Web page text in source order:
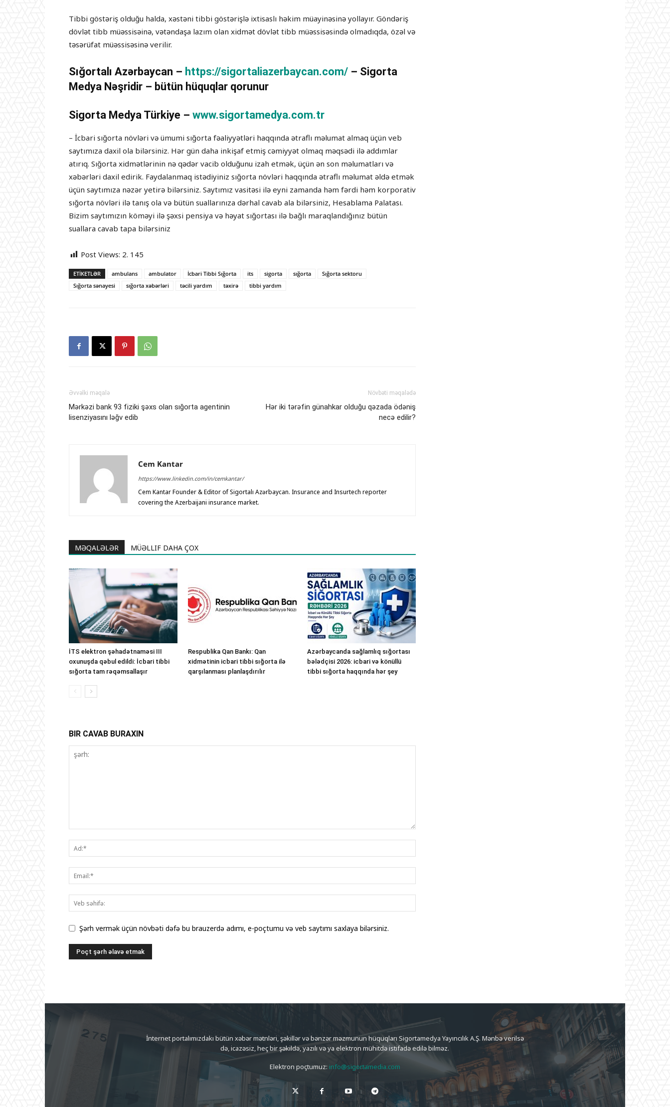
Tibbi göstəriş olduğu halda, xəstəni tibbi göstərişlə ixtisaslı həkim müayinəsinə yollayır. Göndəriş
dövlət tibb müəssisəinə, vətəndaşa lazım olan xidmət dövlət tibb müəssisəsində olmadıqda, özəl və
təsərüfat müəssisəsinə verilir.
Sığortalı Azərbaycan – https://sigortaliazerbaycan.com/ – Sigorta
Medya Nəşridir – bütün hüquqlar qorunur
Sigorta Medya Türkiye – www.sigortamedya.com.tr
– İcbari sığorta növləri və ümumi sığorta fəaliyyətləri haqqında ətraflı məlumat almaq üçün veb
saytımıza daxil ola bilərsiniz. Hər gün daha inkişaf etmiş cəmiyyət olmaq məqsədi ilə addımlar
atırıq. Sığorta xidmətlərinin nə qədər vacib olduğunu izah etmək, üçün ən son məlumatları və
xəbərləri daxil edirik. Faydalanmaq istədiyiniz sığorta növləri haqqında ətraflı məlumat əldə etmək
üçün saytımıza nəzər yetirə bilərsiniz. Saytımız vasitəsi ilə eyni zamanda həm fərdi həm korporativ
sığorta növləri ilə tanış ola və bütün suallarınıza dərhal cavab ala bilərsiniz, Hesablama Palatası.
Bizim saytımızın köməyi ilə şəxsi pensiya və həyat sığortası ilə bağlı maraqlandığınız bütün
suallara cavab tapa bilərsiniz
Post Views: 2. 145
ETIKETLƏR ambulans ambulator İcbari Tibbi Sığorta its sigorta sığorta
Sığorta sektoru
Sığorta sənayesi
sığorta xəbərləri təcili yardım təxirə tibbi yardım
Əvvəlki məqalə
Mərkəzi bank 93 fiziki şəxs olan sığorta agentinin
lisenziyasını ləğv edib
Növbəti məqalədə
Hər iki tərəfin günahkar olduğu qəzada ödəniş
necə edilir?
Cem Kantar
https://www.linkedin.com/in/cemkantar/
Cem Kantar Founder & Editor of Sigortalı Azərbaycan. Insurance and Insurtech reporter
covering the Azerbaijani insurance market.
MƏQALƏLƏR MÜƏLLIF DAHA ÇOX
İTS elektron şəhadətnaməsi III
oxunuşda qəbul edildi: İcbari tibbi
sığorta tam rəqəmsallaşır
Respublika Qan Bankı: Qan
xidmətinin icbari tibbi sığorta ilə
qarşılanması planlaşdırılır
Azərbaycanda sağlamlıq sığortası
bələdçisi 2026: icbari və könüllü
tibbi sığorta haqqında hər şey
BIR CAVAB BURAXIN
Şərh vermək üçün növbəti dəfə bu brauzerdə adımı, e-poçtumu və veb saytımı saxlaya bilərsiniz.
İnternet portalımızdakı bütün xəbər mətnləri, şəkillər və bənzər məzmunun hüquqları Sigortamedya Yayıncılık A.Ş. Mənbə verilsə
də, icazəsiz, heç bir şəkildə, yazılı və ya elektron mühitdə istifadə edilə bilməz.
Elektron poçtumuz: info@sigortamedia.com